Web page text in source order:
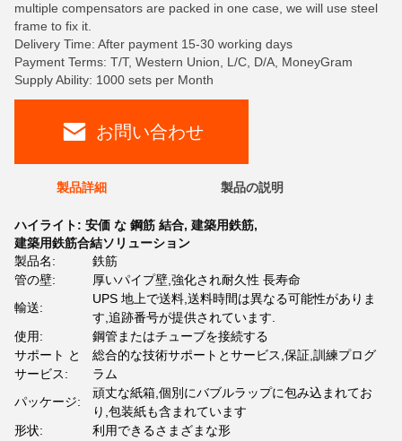
multiple compensators are packed in one case, we will use steel
frame to fix it.
Delivery Time: After payment 15-30 working days
Payment Terms: T/T, Western Union, L/C, D/A, MoneyGram
Supply Ability: 1000 sets per Month
お問い合わせ
製品詳細 製品の説明
ハイライト: 安価 な 鋼筋 結合, 建築用鉄筋,
建築用鉄筋合結ソリューション
製品名:
鉄筋
管の壁:
厚いパイプ壁,強化され耐久性 長寿命
輸送:
UPS 地上で送料,送料時間は異なる可能性がありま
す,追跡番号が提供されています.
使用:
鋼管またはチューブを接続する
サポート と
サービス:
総合的な技術サポートとサービス,保証,訓練プログ
ラム
パッケージ:
頑丈な紙箱,個別にバブルラップに包み込まれてお
り,包装紙も含まれています
形状:
利用できるさまざまな形